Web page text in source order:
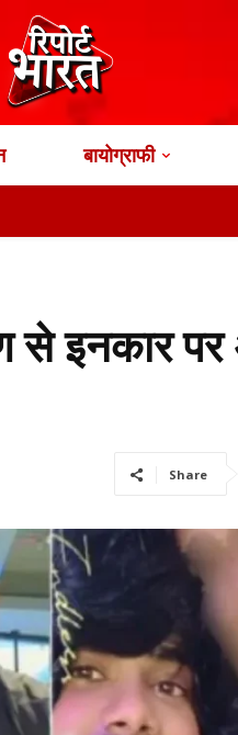
बायोग्राफी
से इनकार
Share